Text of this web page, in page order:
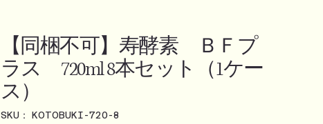
【同梱不可】寿酵素 ＢＦプ
ラス 720ml 8本セット（1ケー
ス）
SKU：
SKU：
KOTOBUKI-720-8